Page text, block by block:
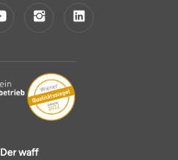
Der waff